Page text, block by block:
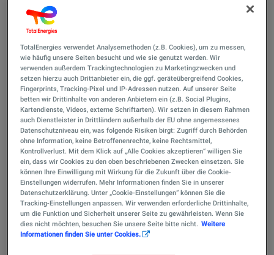
komplettes Tanklager auf einem Flughafen, wir
übernehmen für Sie die komplette Abwicklung.
Beginnend mit der Planung über das
Genehmigungsverfahren bis zur Inbetriebnahme.
Sicherheit, Qualität und Umweltschutz haben
selbstverständlich in jeder Phase höchste Priorität,
ebenso die Beachtung aller Gesetze und Verordnung.
Unser Leistungsspektrum im Überblick
Bauplanung und Bauberatung
Planung von Flughafen-Betankungsanlagen
Sanierung von kompletten Tankanlagen
Planung von Beladeanlagen für Straßentankwagen
und Kesselwagen
TotalEnergies verwendet Analysemethoden (z.B. Cookies), um zu messen,
wie häufig unsere Seiten besucht und wie sie genutzt werden. Wir
verwenden außerdem Trackingtechnologien zu Marketingzwecken und
setzen hierzu auch Drittanbieter ein, die ggf. geräteübergreifend Cookies,
Fingerprints, Tracking-Pixel und IP-Adressen nutzen. Auf unserer Seite
betten wir Drittinhalte von anderen Anbietern ein (z.B. Social Plugins,
Kartendienste, Videos, externe Schriftarten). Wir setzen in diesem Rahmen
auch Dienstleister in Drittländern außerhalb der EU ohne angemessenes
Datenschutzniveau ein, was folgende Risiken birgt: Zugriff durch Behörden
ohne Information, keine Betroffenenrechte, keine Rechtsmittel,
Kontrollverlust. Mit dem Klick auf „Alle Cookies akzeptieren“ willigen Sie
ein, dass wir Cookies zu den oben beschriebenen Zwecken einsetzen. Sie
können Ihre Einwilligung mit Wirkung für die Zukunft über die Cookie-
Einstellungen widerrufen. Mehr Informationen finden Sie in unserer
Datenschutzerklärung. Unter „Cookie-Einstellungen“ können Sie die
Tracking-Einstellungen anpassen. Wir verwenden erforderliche Drittinhalte,
um die Funktion und Sicherheit unserer Seite zu gewährleisten. Wenn Sie
dies nicht möchten, besuchen Sie unsere Seite bitte nicht. Weitere
Informationen finden Sie unter Cookies.